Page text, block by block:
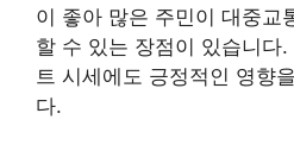
이 좋아 많은 주민이 대중교
할 수 있는 장점이 있습니다
트 시세에도 긍정적인 영향
다.